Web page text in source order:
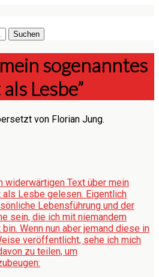
sogenanntes
Lesbe”
von Florian Jung.
widerwärtigen Text über mein
als Lesbe gelesen. Eigentlich
Lebensführung und der
sein, die ich mit niemandem
Wenn nun aber jemand diese in
veröffentlicht, sehe ich mich
zu teilen, um